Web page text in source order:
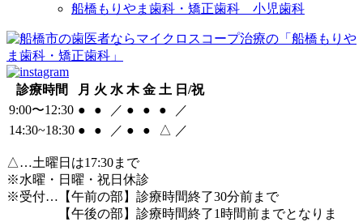
船橋もりやま歯科・矯正歯科 小児歯科
診療時間 月 火 水 木 金 土 日/祝
9:00〜12:30 ● ● ／ ● ● ●
／
14:30~18:30 ● ● ／ ● ● △ ／
△…土曜日は17:30まで
※水曜・日曜・祝日休診
※受付…【午前の部】診療時間終了30分前まで
【午後の部】診療時間終了1時間前までとなりま